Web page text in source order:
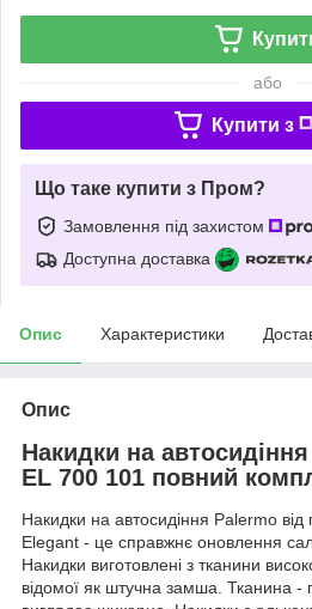
або
Купити з
Що таке купити з Пром?
Замовлення під захистом
Доступна доставка
Опис Характеристики
Опис
Накидки на
EL 700 101 повний
Накидки на автосидіння Palermo від
Elegant - це справжнє оновлення
Накидки виготовлені з тканини
відомої як штучна замша. Тканина -